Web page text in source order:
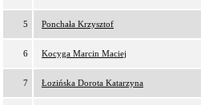
5 Ponchała Krzysztof
6 Kocyga Marcin Maciej
7 Łozińska Dorota Katarzyna